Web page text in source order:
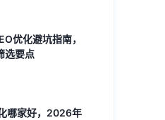
优化避坑指南，
选要点
哪家好，2026年